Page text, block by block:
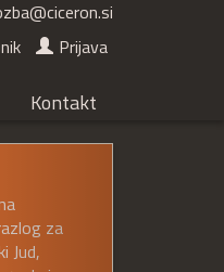
Prijava
Kontakt
za
Jud,